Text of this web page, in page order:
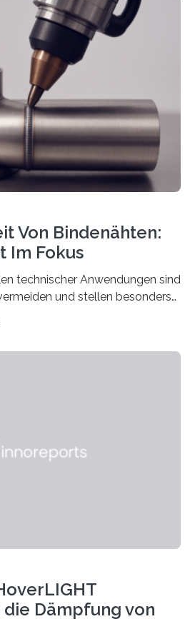
Die Anordnung kann
und erhält so mehr Kontrolle
der Bauteile. Die ebenfalls neue
dient dazu, die Software
– Zur Messe FACHPACK
in Nürnberg…
Von Bindenähten:
Im Fokus
technischer Anwendungen sind
und stellen besonders
Herausforderung dar.
Einsatz von Rezyklaten
Dämpfung von